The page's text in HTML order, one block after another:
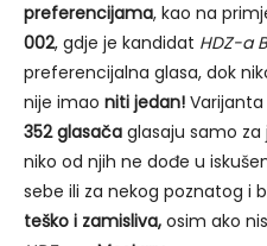
preferencijama, kao na
002, gdje je kandidat HDZ-a
preferencijalna glasa, dok
nije imao niti jedan!
352 glasača glasaju samo
niko od njih ne dođe u
sebe ili za nekog poznatog i
teško i zamisliva, osim ako